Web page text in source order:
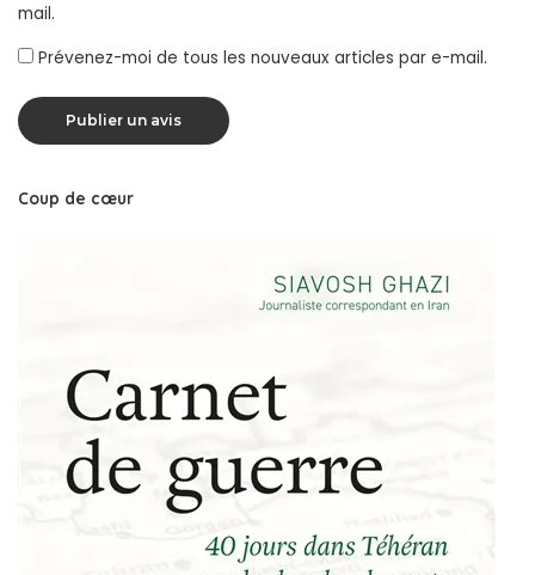
mail.
Prévenez-moi de tous les nouveaux articles par e-mail.
Coup de cœur